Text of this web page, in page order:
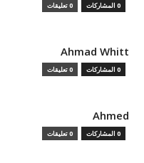
0 المشاركات 0 تعليقات
Ahmad Whitt
0 المشاركات 0 تعليقات
Ahmed
0 المشاركات 0 تعليقات